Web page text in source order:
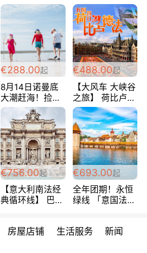
€288.00起
8月14日诺曼底
大潮赶海！捡海
鲜！轻轻松松海
边爽玩三日游
288欧/人
€488.00起
【大风车 大峡谷
之旅】 荷比卢德
法 巴黎上下 经
典五国四日游
488欧/人
€756.00起
【意大利南法经
典循环线】 巴黎
宾馆 108欧/天起
€693.00起
全年团期！永恒
绿线 「意国法
欧/天起 ~包拼房
房屋店铺 生活服务 新闻